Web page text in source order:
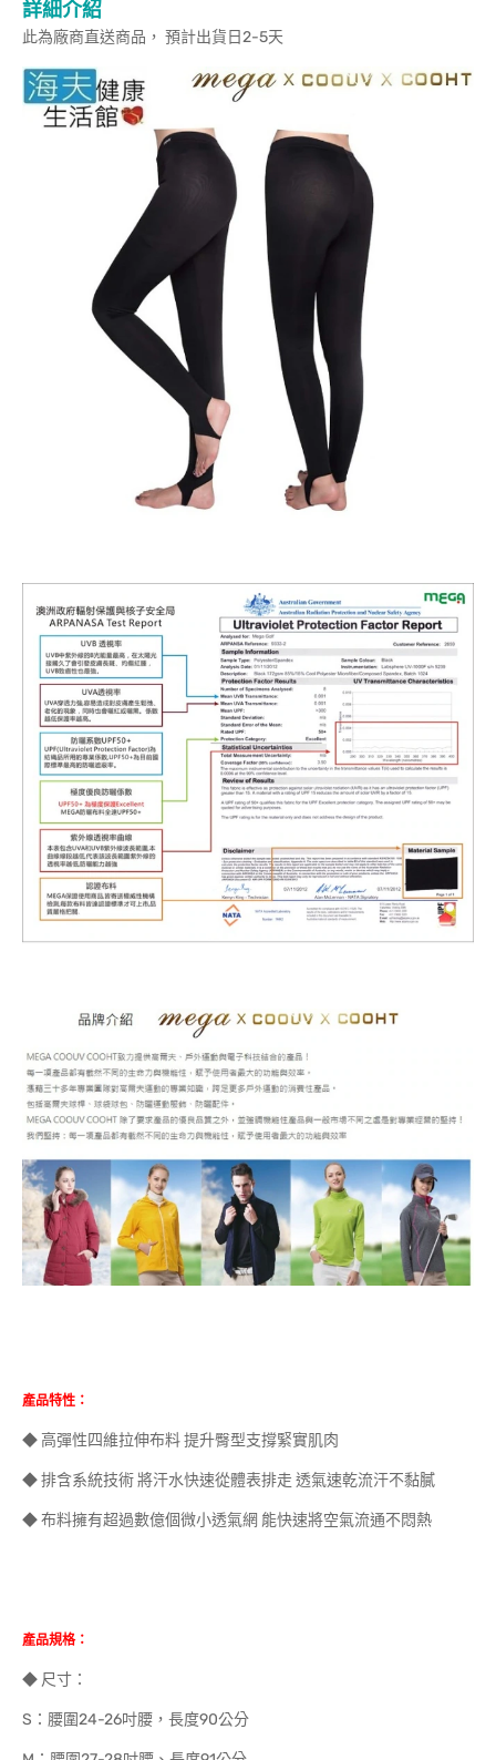
詳細介紹
此為廠商直送商品， 預計出貨日2-5天
產品特性：
◆ 高彈性四維拉伸布料 提升臀型支撐緊實肌肉
◆ 排含系統技術 將汗水快速從體表排走 透氣速乾流汗不黏膩
◆ 布料擁有超過數億個微小透氣網 能快速將空氣流通不悶熱
產品規格：
◆ 尺寸：
S：腰圍24-26吋腰，長度90公分